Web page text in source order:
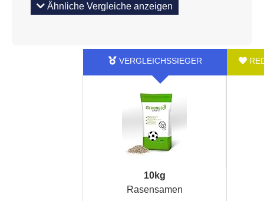
Ähnliche Vergleiche anzeigen
10kg
Rasensamen